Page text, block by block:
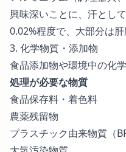
興味深いことに、汗とし
0.02%程度で、大部分は
3. 化学物質・添加物
食品添加物や環境中の化
処理が必要な物質
食品保存料・着色料
農薬残留物
プラスチック由来物質（